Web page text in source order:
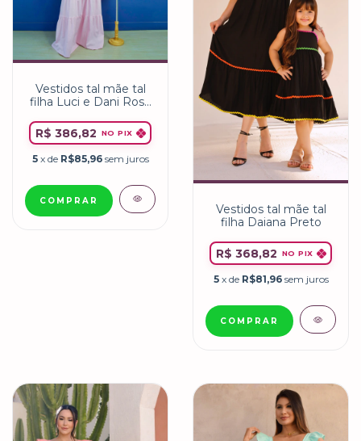
Vestidos tal mãe tal
filha Luci e Dani Rosa
R$ 386,82
NO PIX
5 x de R$85,96 sem juros
COMPRAR
Vestidos tal mãe tal
filha Daiana Preto
R$ 368,82 NO PIX
5 x de R$81,96 sem juros
COMPRAR